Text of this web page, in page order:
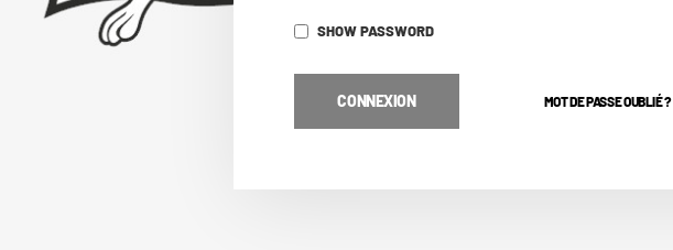
SHOW PASSWORD
CONNEXION MOT DE PASSE OUBLIÉ ?